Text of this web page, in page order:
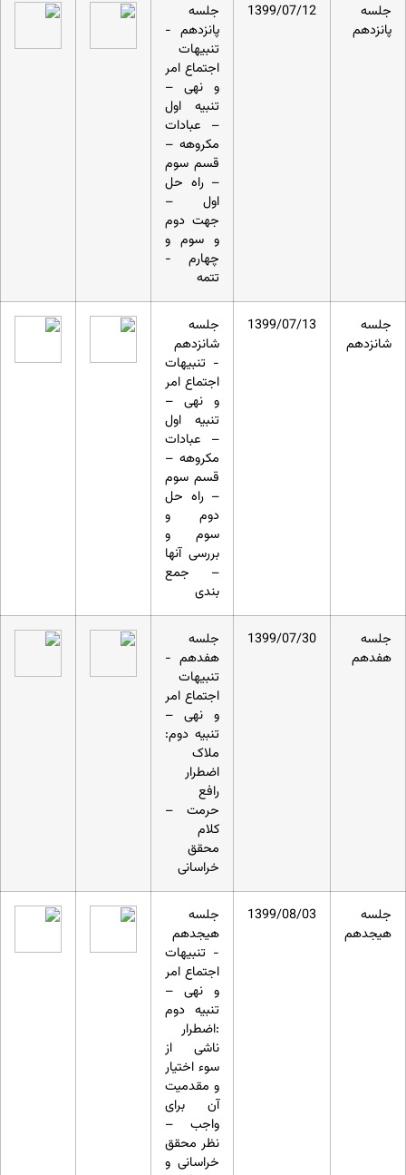
جلسه
پانزدهم
1399/07/12
جلسه
پانزدهم -
تنبیهات
اجتماع امر
و نهی –
تنبیه اول
– عبادات
مکروهه –
قسم سوم
– راه حل
اول –
جهت دوم
و سوم و
چهارم -
تتمه
جلسه
شانزدهم
1399/07/13
جلسه
شانزدهم
- تنبیهات
اجتماع امر
و نهی –
تنبیه اول
– عبادات
مکروهه –
قسم سوم
– راه حل
دوم و
سوم و
بررسی آنها
– جمع
بندی
جلسه
هفدهم
1399/07/30
جلسه
هفدهم -
تنبیهات
اجتماع امر
و نهی –
تنبیه دوم:
ملاک
اضطرار
رافع
حرمت –
کلام
محقق
خراسانی
جلسه
هیجدهم
1399/08/03
جلسه
هیجدهم
- تنبیهات
اجتماع امر
و نهی –
تنبیه دوم
:اضطرار
ناشی از
سوء اختیار
و مقدمیت
آن برای
واجب –
نظر محقق
خراسانی و